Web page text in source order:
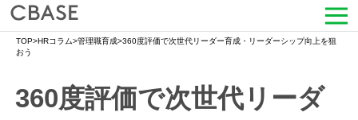
サービス
活用シーン
TOP>HRコラム>管理職育成>360度評価で次世代リーダー育成・リーダーシップ向上を狙
おう
360度評価で次世代リーダ